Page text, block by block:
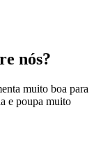
nós?
muito boa para
e poupa muito